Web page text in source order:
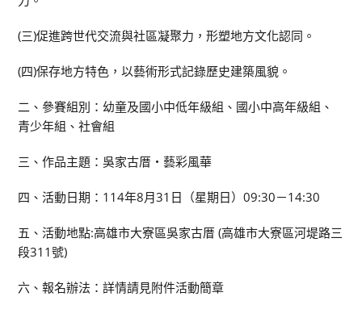
(三)促進跨世代交流與社區凝聚力，形塑地方文化認同。
(四)保存地方特色，以藝術形式記錄歷史建築風貌。
二、參賽組別：幼童及國小中低年級組、國小中高年級組、
青少年組、社會組
三、作品主題：吳家古厝・藝彩風華
四、活動日期：114年8月31日（星期日）09:30－14:30
五、活動地點:高雄市大寮區吳家古厝 (高雄市大寮區河堤路三
段311號)
六、報名辦法：詳情請見附件活動簡章